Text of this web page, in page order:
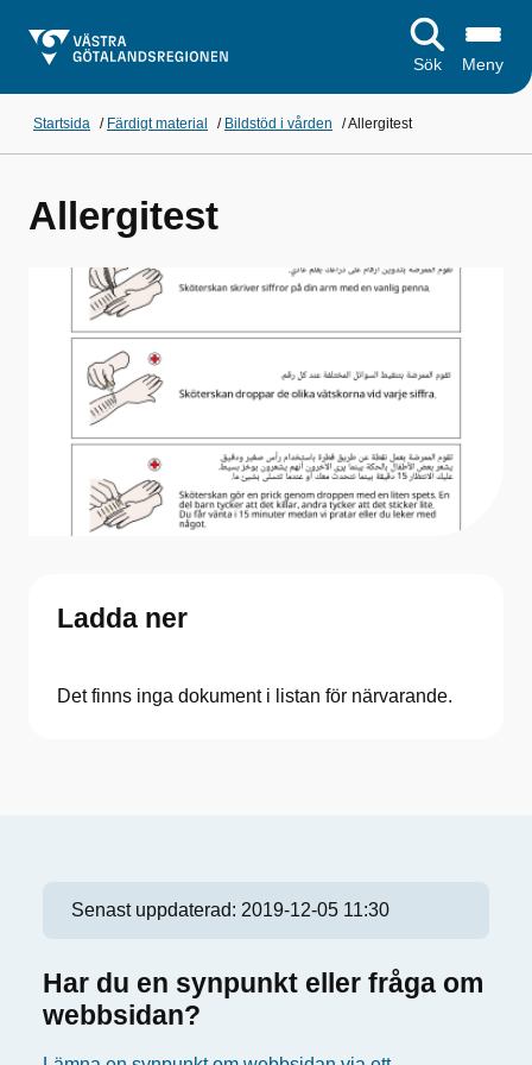
Sök Meny
Startsida / Färdigt material / Bildstöd i vården /Allergitest
Allergitest
Ladda ner
Det finns inga dokument i listan för närvarande.
Senast uppdaterad: 2019-12-05 11:30
Har du en synpunkt eller fråga om
webbsidan?